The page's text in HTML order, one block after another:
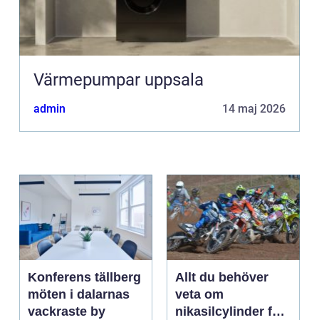
Värmepumpar uppsala
admin 14 maj 2026
Konferens tällberg
möten i dalarnas
vackraste by
Allt du behöver
veta om
nikasilcylinder för